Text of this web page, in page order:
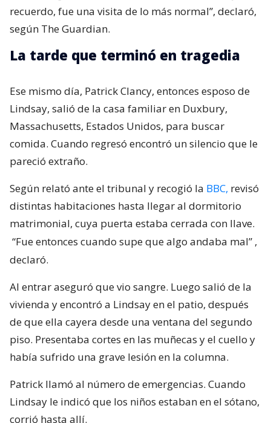
recuerdo, fue una visita de lo más normal”, declaró,
según The Guardian.
La tarde que terminó en tragedia
Ese mismo día, Patrick Clancy, entonces esposo de
Lindsay, salió de la casa familiar en Duxbury,
Massachusetts, Estados Unidos, para buscar
comida. Cuando regresó encontró un silencio que le
pareció extraño.
Según relató ante el tribunal y recogió la BBC, revisó
distintas habitaciones hasta llegar al dormitorio
matrimonial, cuya puerta estaba cerrada con llave.
“Fue entonces cuando supe que algo andaba mal” ,
declaró.
Al entrar aseguró que vio sangre. Luego salió de la
vivienda y encontró a Lindsay en el patio, después
de que ella cayera desde una ventana del segundo
piso. Presentaba cortes en las muñecas y el cuello y
había sufrido una grave lesión en la columna.
Patrick llamó al número de emergencias. Cuando
Lindsay le indicó que los niños estaban en el sótano,
corrió hasta allí.